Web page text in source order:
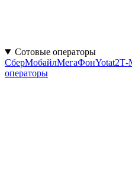
Сотовые операторы
СберМобайлМегаФонYotat2
операторы